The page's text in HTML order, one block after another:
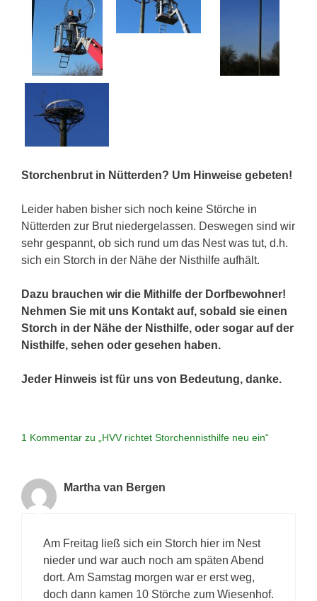
Storchenbrut in Nütterden? Um Hinweise gebeten!
Leider haben bisher sich noch keine Störche in
Nütterden zur Brut niedergelassen. Deswegen sind wir
sehr gespannt, ob sich rund um das Nest was tut, d.h.
sich ein Storch in der Nähe der Nisthilfe aufhält.
Dazu brauchen wir die Mithilfe der Dorfbewohner!
Nehmen Sie mit uns Kontakt auf, sobald sie einen
Storch in der Nähe der Nisthilfe, oder sogar auf der
Nisthilfe, sehen oder gesehen haben.
Jeder Hinweis ist für uns von Bedeutung, danke.
1 Kommentar zu „HVV richtet Storchennisthilfe neu ein“
Martha van Bergen
Am Freitag ließ sich ein Storch hier im Nest
nieder und war auch noch am späten Abend
dort. Am Samstag morgen war er erst weg,
doch dann kamen 10 Störche zum Wiesenhof.